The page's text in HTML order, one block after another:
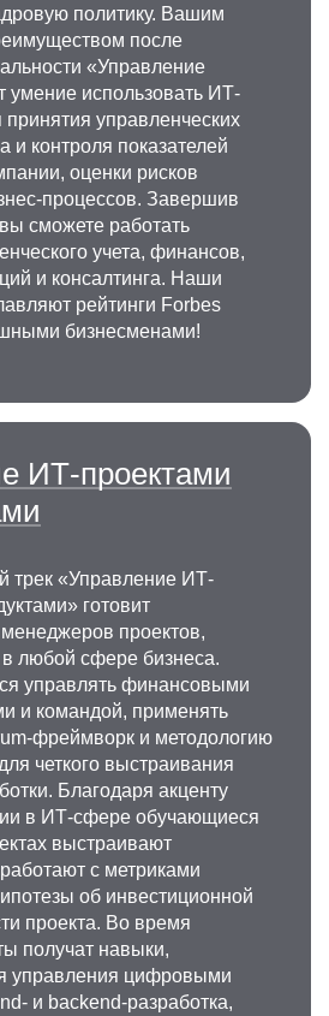
политику. Вашим
после
«Управление
умение использовать ИТ-
управленческих
и контроля показателей
оценки рисков
процессов. Завершив
сможете работать
учета, финансов,
и консалтинга. Наши
рейтинги Forbes
бизнесменами!
ИТ-проектами
трек «Управление ИТ-
готовит
проектов,
любой сфере бизнеса.
управлять финансовыми
и командой, применять
фреймворк и методологию
четкого выстраивания
Благодаря акценту
в ИТ-сфере обучающиеся
выстраивают
с метриками
об инвестиционной
проекта. Во время
получат навыки,
управления цифровыми
и backend-разработка,